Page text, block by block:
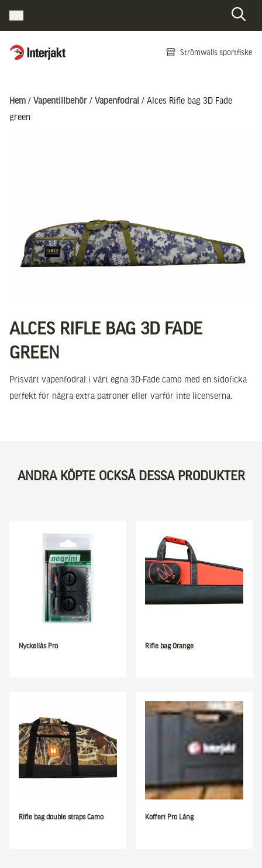
Interjakt SE Strömwalls sportfiske
Hem / Vapentillbehör / Vapenfodral / Alces Rifle bag 3D Fade
green
ALCES RIFLE BAG 3D FADE
GREEN
Prisvärt vapenfodral i vårt egna 3D-Fade camo med en sidoficka
perfekt för några extra patroner eller varför inte licenserna.
ANDRA KÖPTE OCKSÅ DESSA PRODUKTER
Nyckellås Pro Rifle bag Orange
Rifle bag double straps Camo Koffert Pro Lång